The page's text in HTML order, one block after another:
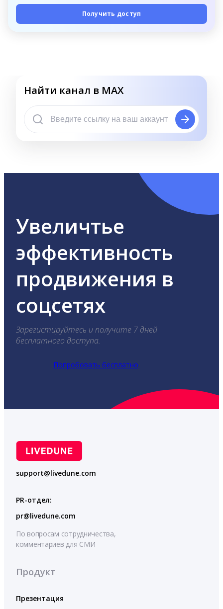
Получить доступ
Найти канал в MAX
Увеличтье
эффективность
продвижения в
соцсетях
Зарегистируйтесь и получите 7 дней
бесплатного доступа.
Попробовать бесплатно
support@livedune.com
PR-отдел:
pr@livedune.com
По вопросам сотрудничества,
комментариев для СМИ
Продукт
Презентация